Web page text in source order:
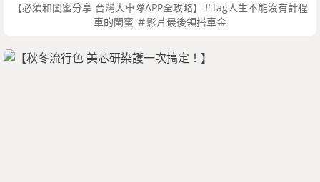
【必須和閨蜜分享 台灣大車隊APP全攻略】＃tag人生不能沒有計程
車的閨蜜 ＃影片最後領搭車金